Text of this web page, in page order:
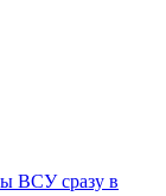
ВСУ сразу в